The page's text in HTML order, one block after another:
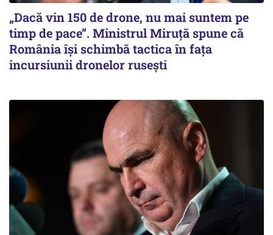
„Dacă vin 150 de drone, nu mai suntem pe
timp de pace”. Ministrul Miruţă spune că
România își schimbă tactica în fața
incursiunii dronelor rusești